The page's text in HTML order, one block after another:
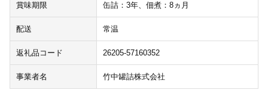
賞味期限 缶詰：3年、佃煮：8ヵ月
配送 常温
返礼品コード 26205-57160352
事業者名 竹中罐詰株式会社